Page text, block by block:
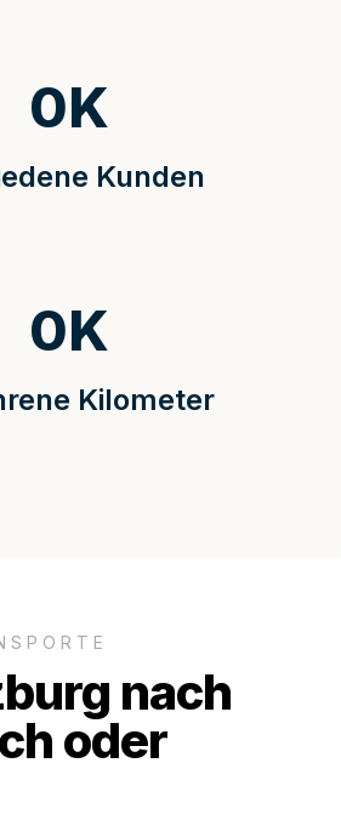
Kunden
0K
Kilometer
0K
nach
oder